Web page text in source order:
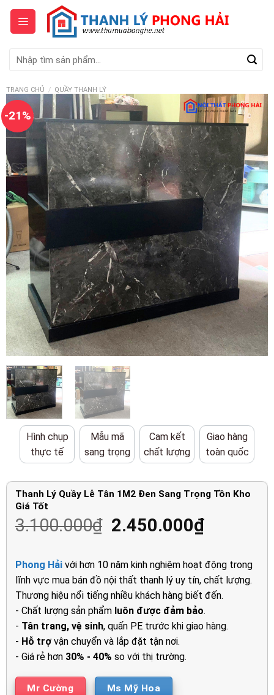
Skip
content
kiếm:
TRANG CHỦ / QUẦY THANH LÝ
-21%
Hình chụp
thực tế
Mẫu mã
sang trọng
Cam kết
chất lượng
Giao hàng
toàn quốc
Thanh Lý Quầy Lễ Tân 1M2 Đen Sang Trọng Tồn Kho
Giá Tốt
3.100.000₫ Giá
là:
3.100.000₫.
2.450.000₫Giá
tại
là:
Phong Hảivới hơn 10 năm kinh nghiệm hoạt động trong
lĩnh vực mua bán đồ nội thất thanh lý uy tín, chất lượng.
Thương hiệu nổi tiếng nhiều khách hàng biết đến.
- Chất lượng sản phẩm luôn được đảm bảo.
- Tân trang, vệ sinh, quấn PE trước khi giao hàng.
- Hỗ trợvận chuyển và lắp đặt tận nơi.
- Giá rẻ hơn 30% - 40% so với thị trường.
Mr Cường Ms Mỹ Hoa